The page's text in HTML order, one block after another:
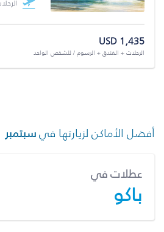
USD 1,435
الرحلات + الفندق + الرسوم / للشخص الواحد
أفضل الأماكن لزيارتها فيسبتمبر
عطلات في
باكو